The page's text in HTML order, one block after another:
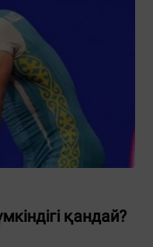
қандай?